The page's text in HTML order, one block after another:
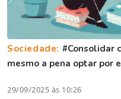
Sociedade: #Consolidar
mesmo a pena optar por
29/09/2025 às 10:26